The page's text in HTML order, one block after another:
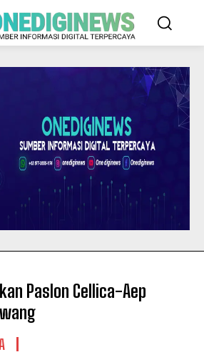
Paslon Cellica-Aep